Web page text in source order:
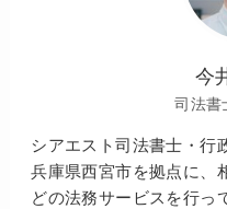
今
司法書
シアエスト司法書士・行
兵庫県西宮市を拠点に、
どの法務サービスを行っ